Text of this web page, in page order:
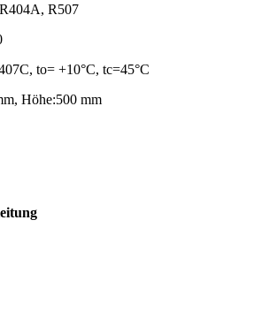
R507
to= +10°C, tc=45°C
Höhe:500 mm